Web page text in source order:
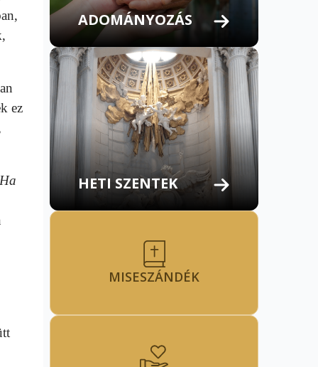
ez
ADOMÁNYOZÁS
HETI SZENTEK
MISESZÁNDÉK